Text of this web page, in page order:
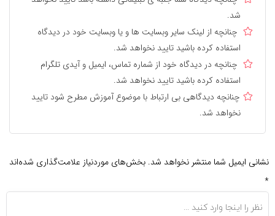
شد.
چنانچه از لینک سایر وبسایت ها و یا وبسایت خود در دیدگاه
استفاده کرده باشید تایید نخواهد شد.
چنانچه در دیدگاه خود از شماره تماس، ایمیل و آیدی تلگرام
استفاده کرده باشید تایید نخواهد شد.
چنانچه دیدگاهی بی ارتباط با موضوع آموزش مطرح شود تایید
نخواهد شد.
نشانی ایمیل شما منتشر نخواهد شد. بخش‌های موردنیاز علامت‌گذاری شده‌اند
*